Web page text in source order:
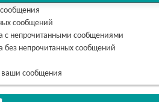
сообщений
с непрочитанными сообщениями
без непрочитанных сообщений
ваши сообщения